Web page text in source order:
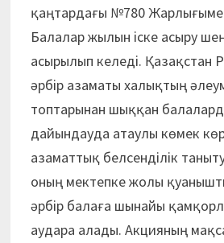
қаңтардағы №780
Балалар жылын іске асыру
асырылып келеді. Қазақстан
әрбір азаматы халықтың
топтарынан шыққан
дайындауда атаулы көмек
азаматтық белсенділік
оның мектепке жолы
әрбір балаға шынайы
аудара алады. Акцияның